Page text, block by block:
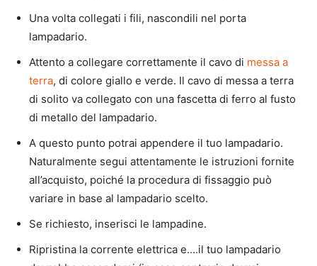
Una volta collegati i fili, nascondili nel porta
lampadario.
Attento a collegare correttamente il cavo di messa a
terra, di colore giallo e verde. Il cavo di messa a terra
di solito va collegato con una fascetta di ferro al fusto
di metallo del lampadario.
A questo punto potrai appendere il tuo lampadario.
Naturalmente segui attentamente le istruzioni fornite
all’acquisto, poiché la procedura di fissaggio può
variare in base al lampadario scelto.
Se richiesto, inserisci le lampadine.
Ripristina la corrente elettrica e….il tuo lampadario